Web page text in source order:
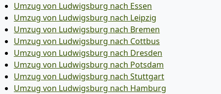
Umzug von Ludwigsburg nach Essen
Umzug von Ludwigsburg nach Leipzig
Umzug von Ludwigsburg nach Bremen
Umzug von Ludwigsburg nach Cottbus
Umzug von Ludwigsburg nach Dresden
Umzug von Ludwigsburg nach Potsdam
Umzug von Ludwigsburg nach Stuttgart
Umzug von Ludwigsburg nach Hamburg